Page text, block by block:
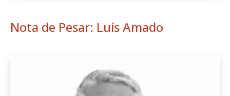
Nota de Pesar: Luís Amado